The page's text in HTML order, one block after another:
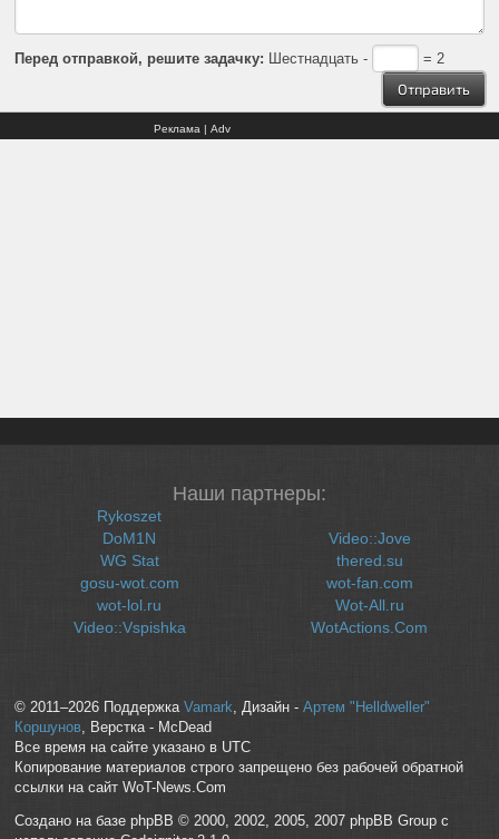
Перед отправкой, решите задачку: Шестнадцать - = 2
Реклама | Adv
Наши партнеры:
Rykoszet
DoM1N
WG Stat
gosu-wot.com
wot-lol.ru
Video::Vspishka
Video::Jove
thered.su
wot-fan.com
Wot-All.ru
WotActions.Com
© 2011–2026 Поддержка Vamark , Дизайн - Артем "Helldweller"
Коршунов, Верстка - McDead
Все время на сайте указано в UTC
Копирование материалов строго запрещено без рабочей обратной
ссылки на сайт WoT-News.Com
Создано на базе phpBB © 2000, 2002, 2005, 2007 phpBB Group с